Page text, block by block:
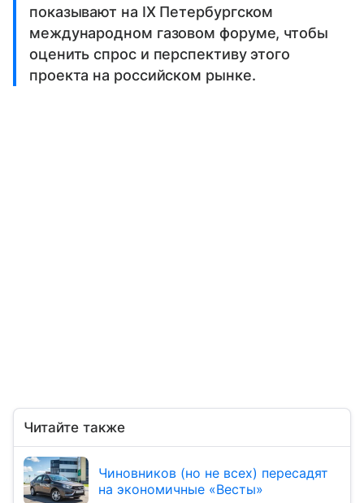
показывают на IX Петербургском
международном газовом форуме, чтобы
оценить спрос и перспективу этого
проекта на российском рынке.
Читайте также
Чиновников (но не всех) пересадят
на экономичные «Весты»